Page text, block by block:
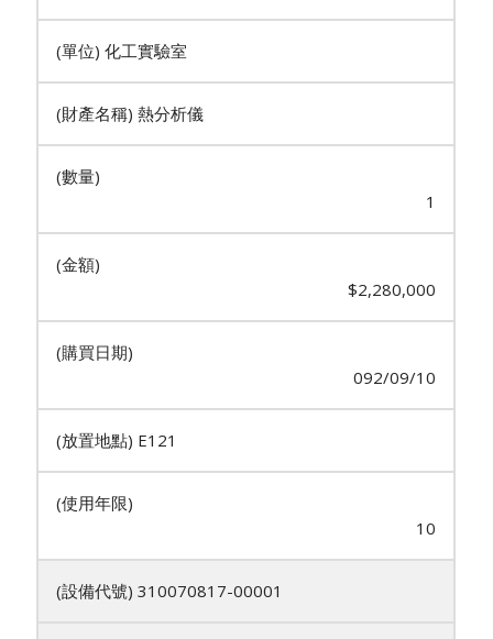
化工實驗室
熱分析儀
1
$2,280,000
092/09/10
E121
10
310070817-00001